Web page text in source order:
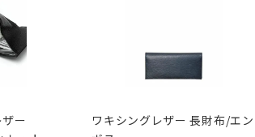
ー
ワキシングレザー 長財布/エン